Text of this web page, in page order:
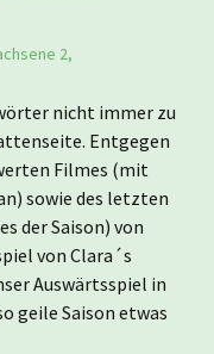
2,
nicht immer zu
Entgegen
Filmes (mit
sowie des letzten
der Saison) von
von Clara´s
Auswärtsspiel in
geile Saison etwas